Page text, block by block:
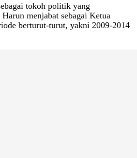
tokoh politik yang
menjabat sebagai Ketua
berturut-turut, yakni 2009-2014